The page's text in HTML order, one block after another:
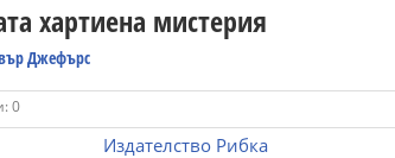
хартиена мистерия
Джефърс
0
Издателство Рибка